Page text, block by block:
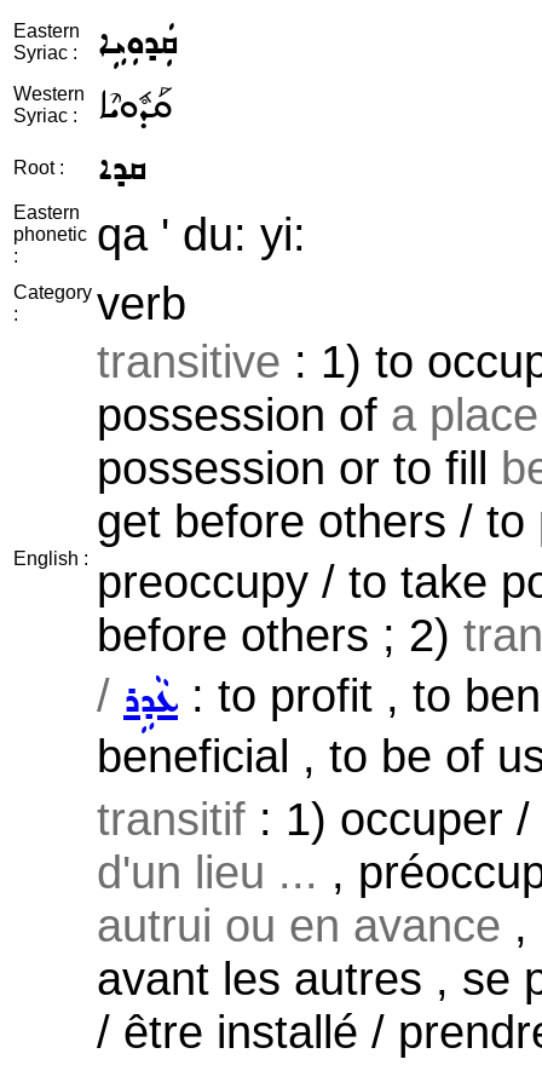
Eastern
Syriac :
ܩܲܕܘܼܝܹܐ
Western
Syriac :
ܩܰܕܽܘܝܶܐ
Root : ܩܕܐ
Eastern
phonetic
:
qa ' du: yi:
Category
:
verb
English :
transitive : 1) to
possession of a
possession or to fill
get before others /
preoccupy / to take
before others ; 2)
/ ܥܵܕܹܪ : to profit , to
beneficial , to be of
transitif : 1) occuper
d'un lieu ... ,
autrui ou en avance ,
avant les autres , se
/ être installé /